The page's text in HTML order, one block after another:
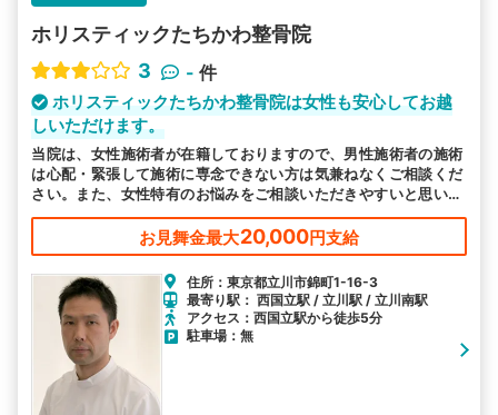
ホリスティックたちかわ整骨院
3
- 件
ホリスティックたちかわ整骨院は女性も安心してお越
しいただけます。
当院は、女性施術者が在籍しておりますので、男性施術者の施術
は心配・緊張して施術に専念できない方は気兼ねなくご相談くだ
さい。また、女性特有のお悩みをご相談いただきやすいと思いま
す。
お見舞金最大20,000円支給
住所：東京都立川市錦町1-16-3
最寄り駅： 西国立駅 / 立川駅 / 立川南駅
アクセス：西国立駅から徒歩5分
駐車場：無